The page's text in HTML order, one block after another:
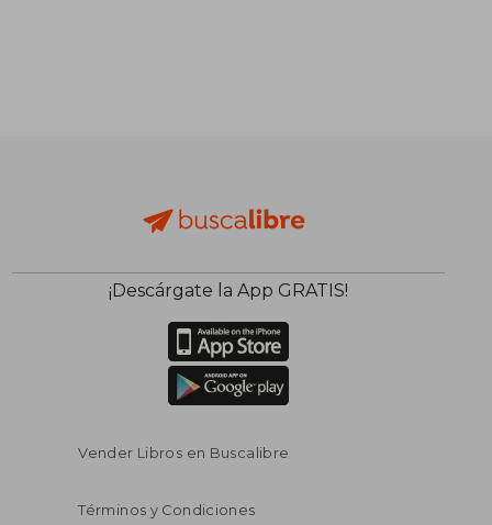
¡Descárgate la App GRATIS!
Vender Libros en Buscalibre
Términos y Condiciones